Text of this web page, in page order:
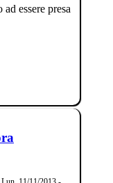
essere presa